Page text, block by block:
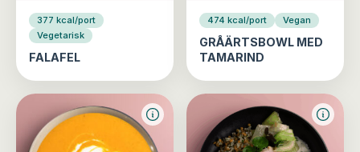
377 kcal/port
Vegetarisk
FALAFEL
474 kcal/port Vegan
GRÅÄRTSBOWL MED
TAMARIND